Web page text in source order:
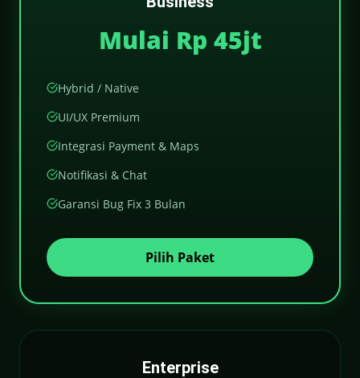
Mulai Rp 45jt
Hybrid / Native
UI/UX Premium
Integrasi Payment & Maps
Notifikasi & Chat
Garansi Bug Fix 3 Bulan
Pilih Paket
Enterprise